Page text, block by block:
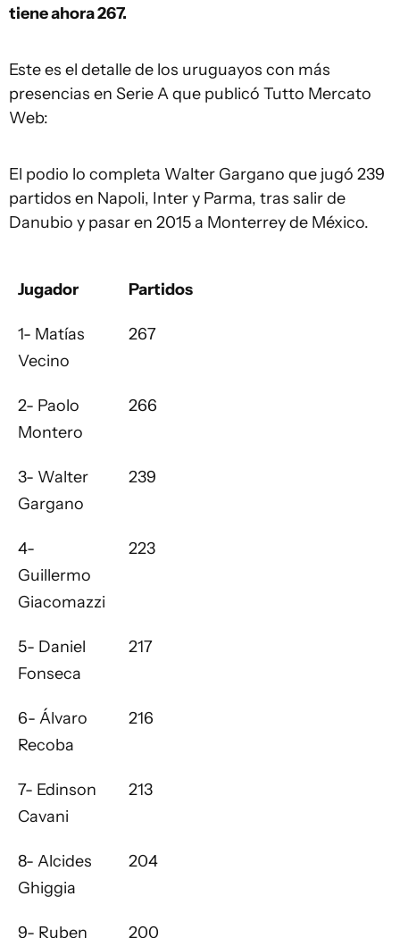
tiene ahora 267.
Este es el detalle de los uruguayos con más
presencias en Serie A que publicó Tutto Mercato
Web:
El podio lo completa Walter Gargano que jugó 239
partidos en Napoli, Inter y Parma, tras salir de
Danubio y pasar en 2015 a Monterrey de México.
Jugador Partidos
1- Matías
Vecino
267
2- Paolo
Montero
266
3- Walter
Gargano
239
4-
Guillermo
Giacomazzi
223
5- Daniel
Fonseca
217
6- Álvaro
Recoba
216
7- Edinson
Cavani
213
8- Alcides
Ghiggia
204
9- Ruben 200